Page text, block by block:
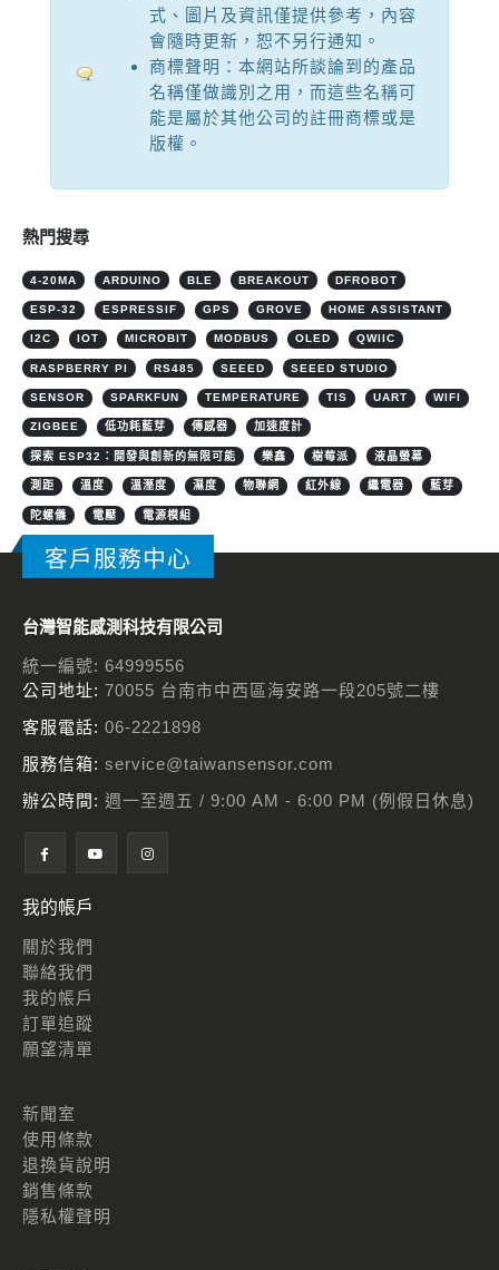
式、圖片及資訊僅提供參考，內容
會隨時更新，恕不另行通知。
商標聲明：本網站所談論到的產品
名稱僅做識別之用，而這些名稱可
能是屬於其他公司的註冊商標或是
版權。
熱門搜尋
4-20MA ARDUINO BLE BREAKOUT DFROBOT
ESP-32 ESPRESSIF GPS GROVE HOME ASSISTANT
I2C IOT MICROBIT MODBUS OLED QWIIC
RASPBERRY PI RS485 SEEED SEEED STUDIO
SENSOR SPARKFUN TEMPERATURE TIS UART WIFI
ZIGBEE 低功耗藍芽 傳感器 加速度計
探索 ESP32：開發與創新的無限可能 樂鑫 樹莓派 液晶螢幕
測距 溫度 溫溼度 濕度 物聯網 紅外線 繼電器 藍芽
陀螺儀 電壓 電源模組
客戶服務中心
台灣智能感測科技有限公司
統一編號: 64999556
公司地址: 70055 台南市中西區海安路一段205號二樓
客服電話: 06-2221898
服務信箱: service@taiwansensor.com
辦公時間: 週一至週五 / 9:00 AM - 6:00 PM (例假日休息)
我的帳戶
關於我們
聯絡我們
我的帳戶
訂單追蹤
願望清單
新聞室
使用條款
退換貨說明
銷售條款
隱私權聲明